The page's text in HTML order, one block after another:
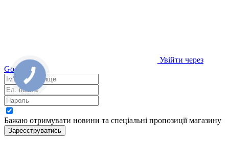
Увійти через
Google
Бажаю отримувати новини та спеціальні пропозиціїмагазину
Зареєструватись